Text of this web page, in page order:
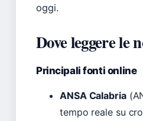
oggi.
Dove leggere le
Principali fonti online
ANSA Calabria
tempo reale su